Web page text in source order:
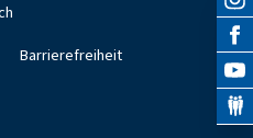
Barrierefreiheit